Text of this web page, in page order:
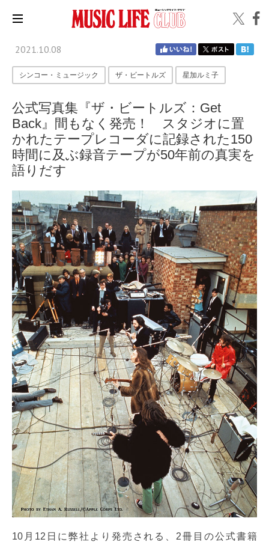
2021.10.08
シンコー・ミュージック ザ・ビートルズ 星加ルミ子
公式写真集『ザ・ビートルズ：Get
Back』間もなく発売！ スタジオに置
かれたテープレコーダに記録された150
時間に及ぶ録音テープが50年前の真実を
語りだす
10月12日に弊社より発売される、2冊目の公式書籍